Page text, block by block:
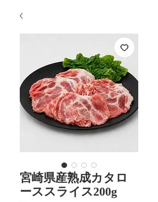
宮崎県産熟成カタロ
ーススライス200g